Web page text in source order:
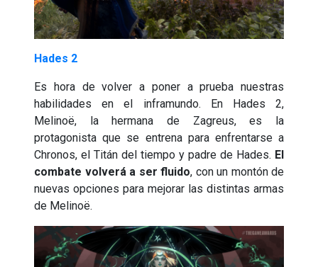
Hades 2
Es hora de volver a poner a prueba nuestras
habilidades en el inframundo. En Hades 2,
Melinoë, la hermana de Zagreus, es la
protagonista que se entrena para enfrentarse a
Chronos, el Titán del tiempo y padre de Hades. El
combate volverá a ser fluido, con un montón de
nuevas opciones para mejorar las distintas armas
de Melinoë.